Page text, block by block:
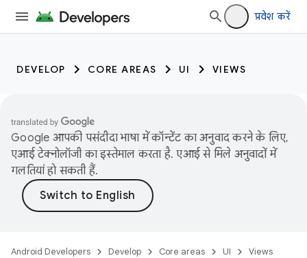
प्रवेश करें
DEVELOP CORE AREAS UI VIEWS
Google आपकी पसंदीदा भाषा में कॉन्टेंट का अनुवाद करने के लिए,
एआई टेक्नोलॉजी का इस्तेमाल करता है. एआई से मिले अनुवादों में
गलतियां हो सकती हैं.
Android Developers Develop Core areas UI Views